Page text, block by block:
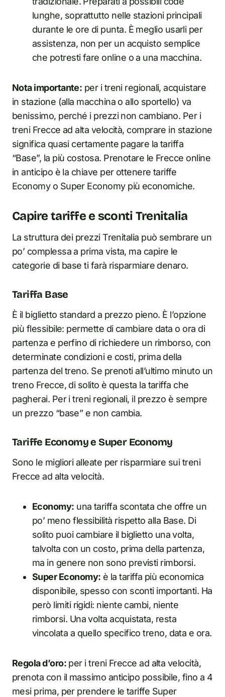
lunghe, soprattutto nelle stazioni principali
durante le ore di punta. È meglio usarli per
assistenza, non per un acquisto semplice
che potresti fare online o a una macchina.
Nota importante: per i treni regionali, acquistare
in stazione (alla macchina o allo sportello) va
benissimo, perché i prezzi non cambiano. Per i
treni Frecce ad alta velocità, comprare in stazione
significa quasi certamente pagare la tariffa
“Base”, la più costosa. Prenotare le Frecce online
in anticipo è la chiave per ottenere tariffe
Economy o Super Economy più economiche.
Capire tariffe e sconti Trenitalia
La struttura dei prezzi Trenitalia può sembrare un
po’ complessa a prima vista, ma capire le
categorie di base ti farà risparmiare denaro.
Tariffa Base
È il biglietto standard a prezzo pieno. È l’opzione
più flessibile: permette di cambiare data o ora di
partenza e perfino di richiedere un rimborso, con
determinate condizioni e costi, prima della
partenza del treno. Se prenoti all’ultimo minuto un
treno Frecce, di solito è questa la tariffa che
pagherai. Per i treni regionali, il prezzo è sempre
un prezzo “base” e non cambia.
Tariffe Economy e Super Economy
Sono le migliori alleate per risparmiare sui treni
Frecce ad alta velocità.
Economy: una tariffa scontata che offre un
po’ meno flessibilità rispetto alla Base. Di
solito puoi cambiare il biglietto una volta,
talvolta con un costo, prima della partenza,
ma in genere non sono previsti rimborsi.
Super Economy: è la tariffa più economica
disponibile, spesso con sconti importanti. Ha
però limiti rigidi: niente cambi, niente
rimborsi. Una volta acquistata, resta
vincolata a quello specifico treno, data e ora.
Regola d’oro:per i treni Frecce ad alta velocità,
prenota con il massimo anticipo possibile, fino a 4
mesi prima, per prendere le tariffe Super